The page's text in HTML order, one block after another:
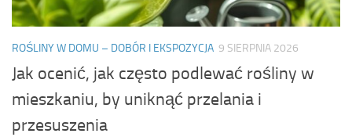
ROŚLINY W DOMU – DOBÓR I EKSPOZYCJA 9 SIERPNIA 2026
Jak ocenić, jak często podlewać rośliny w
mieszkaniu, by uniknąć przelania i
przesuszenia